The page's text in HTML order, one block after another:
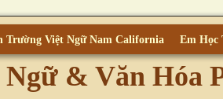
Trường Việt Ngữ Nam California Em Học
& Văn Hóa